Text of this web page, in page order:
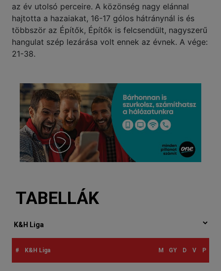
az év utolsó perceire. A közönség nagy elánnal
hajtotta a hazaiakat, 16-17 gólos hátránynál is és
többször az Építők, Építők is felcsendült, nagyszerű
hangulat szép lezárása volt ennek az évnek. A vége:
21-38.
TABELLÁK
# K&H Liga M GY D V P